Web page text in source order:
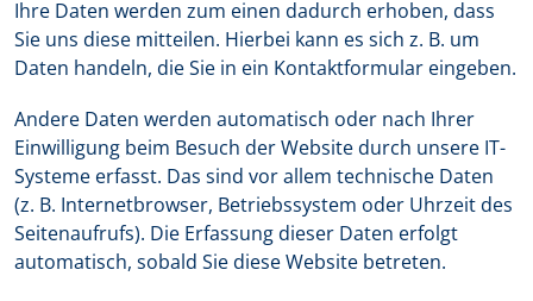
Ihre Daten werden zum einen dadurch erhoben, dass
Sie uns diese mitteilen. Hierbei kann es sich z. B. um
Daten handeln, die Sie in ein Kontaktformular eingeben.
Andere Daten werden automatisch oder nach Ihrer
Einwilligung beim Besuch der Website durch unsere IT-
Systeme erfasst. Das sind vor allem technische Daten
(z. B. Internetbrowser, Betriebssystem oder Uhrzeit des
Seitenaufrufs). Die Erfassung dieser Daten erfolgt
automatisch, sobald Sie diese Website betreten.